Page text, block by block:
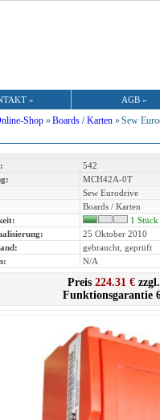
» AGB »
Shop »Boards / Karten »Sew
542
MCH42A-0T
Sew Eurodrive
Boards / Karten
1
25 Oktober 2010
gebraucht, geprüft
N/A
Preis 224.31 €
Funktionsgarantie